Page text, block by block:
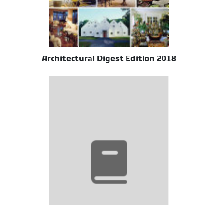
Architectural Digest Edition 2018